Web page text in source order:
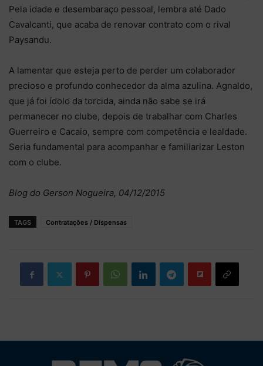
Pela idade e desembaraço pessoal, lembra até Dado
Cavalcanti, que acaba de renovar contrato com o rival
Paysandu.
A lamentar que esteja perto de perder um colaborador
precioso e profundo conhecedor da alma azulina. Agnaldo,
que já foi ídolo da torcida, ainda não sabe se irá
permanecer no clube, depois de trabalhar com Charles
Guerreiro e Cacaio, sempre com competência e lealdade.
Seria fundamental para acompanhar e familiarizar Leston
com o clube.
Blog do Gerson Nogueira, 04/12/2015
TAGS Contratações / Dispensas